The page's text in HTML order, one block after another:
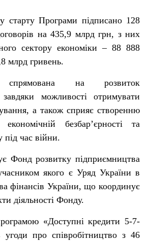
старту Програми підписано 128
на 435,9 млрд грн, з них
сектору економіки – 88 888
млрд гривень.
спрямована на розвиток
можливості отримувати
а також сприяє створенню
безбар’єрності та
під час війни.
Фонд розвитку підприємництва
якого є Уряд України в
фінансів України, що координує
діяльності Фонду.
«Доступні кредити 5-7-
про співробітництво з 46